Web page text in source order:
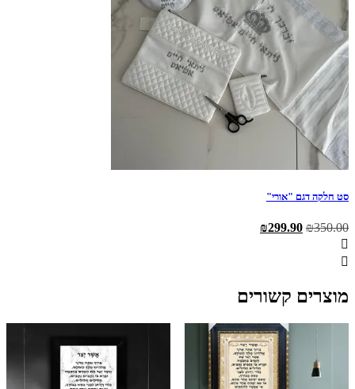
סט חלקה דגם "אורי"
₪350.00
המחיר ₪299.90
מוצרים קשורים